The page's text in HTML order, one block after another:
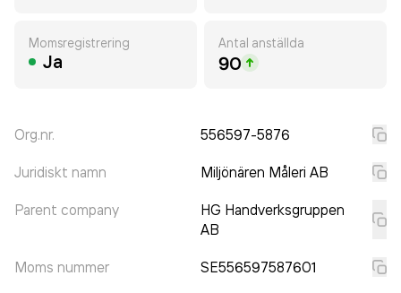
Momsregistrering
Ja
Antal anställda
90
Org.nr. 556597-5876
Juridiskt namn Miljönären Måleri AB
Parent company
HG Handverksgruppen
AB
Moms nummer SE556597587601